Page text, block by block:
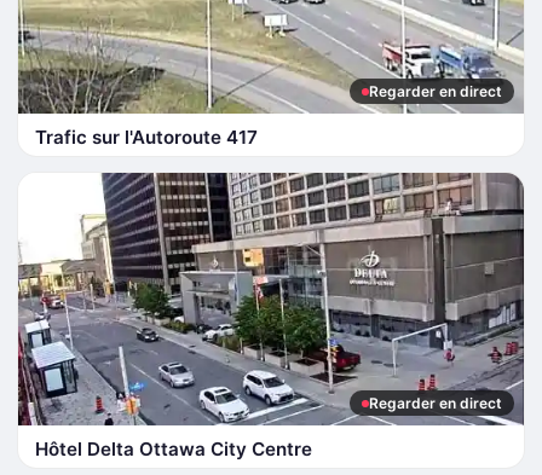
Regarder en direct
Trafic sur l'Autoroute 417
Regarder en direct
Hôtel Delta Ottawa City Centre